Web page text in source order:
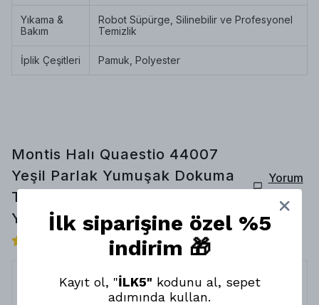
Yıkama &
Bakım
Robot Süpürge, Silinebilir ve Profesyonel
Temizlik
İplik Çeşitleri Pamuk, Polyester
Montis Halı Quaestio 44007
Yeşil Parlak Yumuşak Dokuma
Taban Modern Halı - NKE3966
Yorumlar
Yorum
7 değerlendirmeye göre
İlk siparişine özel %5
indirim 🎁
Kayıt ol, "İLK5" kodunu al, sepet
adımında kullan.